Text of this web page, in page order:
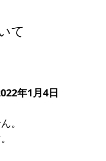
て
年1月4日
。